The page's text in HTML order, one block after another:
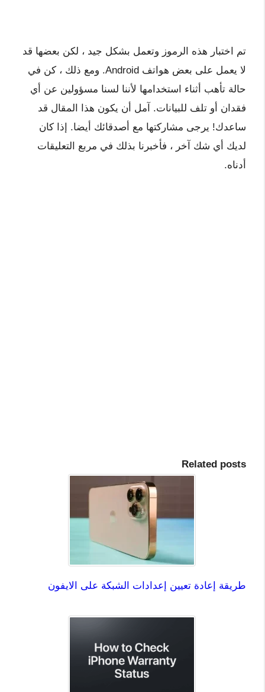
تم اختبار هذه الرموز وتعمل بشكل جيد ، لكن بعضها قد
لا يعمل على بعض هواتف Android. ومع ذلك ، كن في
حالة تأهب أثناء استخدامها لأننا لسنا مسؤولين عن أي
فقدان أو تلف للبيانات. آمل أن يكون هذا المقال قد
ساعدك! يرجى مشاركتها مع أصدقائك أيضا. إذا كان
لديك أي شك آخر ، فأخبرنا بذلك في مربع التعليقات
أدناه.
Related posts
طريقة إعادة تعيين إعدادات الشبكة على الايفون